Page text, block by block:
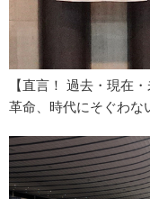
【直言！ 過去・現在
革命、時代にそぐわな